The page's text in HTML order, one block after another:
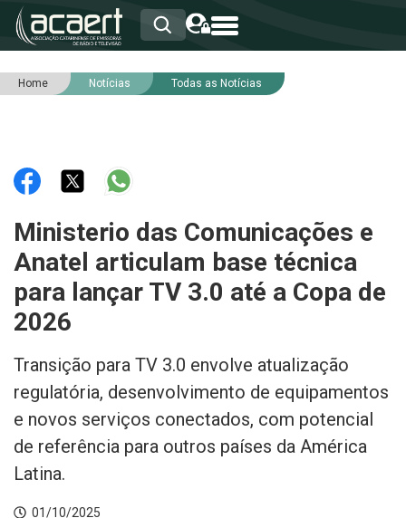
HOME
RNA
NOTÍCIAS
SERVIÇOS
INTEGRIDADE
Home Notícias Todas as Notícias
Ministerio das Comunicações e
Anatel articulam base técnica
para lançar TV 3.0 até a Copa de
2026
Transição para TV 3.0 envolve atualização
regulatória, desenvolvimento de equipamentos
e novos serviços conectados, com potencial
de referência para outros países da América
Latina.
01/10/2025